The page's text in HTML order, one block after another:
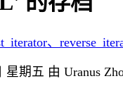
、
星期五 由 Uranus